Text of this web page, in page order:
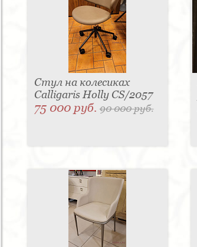
Стул на колесиках
Calligaris Holly CS/2057
75 000 руб.90 000 руб.